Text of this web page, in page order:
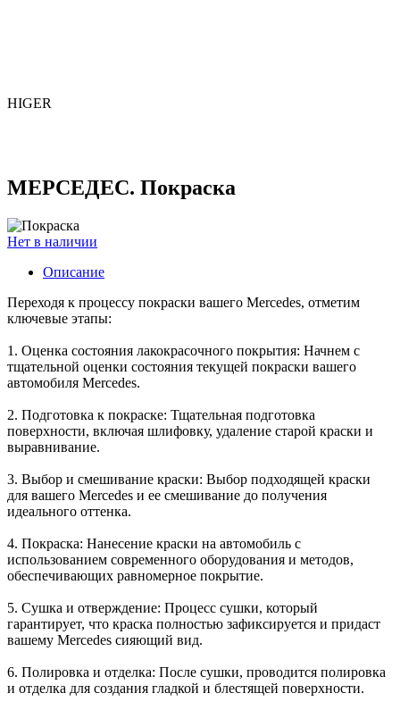
HIGER
МЕРСЕДЕС. Покраска
Нет в наличии
Описание
Переходя к процессу покраски вашего Mercedes, отметим
ключевые этапы:
1. Оценка состояния лакокрасочного покрытия: Начнем с
тщательной оценки состояния текущей покраски вашего
автомобиля Mercedes.
2. Подготовка к покраске: Тщательная подготовка
поверхности, включая шлифовку, удаление старой краски и
выравнивание.
3. Выбор и смешивание краски: Выбор подходящей краски
для вашего Mercedes и ее смешивание до получения
идеального оттенка.
4. Покраска: Нанесение краски на автомобиль с
использованием современного оборудования и методов,
обеспечивающих равномерное покрытие.
5. Сушка и отверждение: Процесс сушки, который
гарантирует, что краска полностью зафиксируется и придаст
вашему Mercedes сияющий вид.
6. Полировка и отделка: После сушки, проводится полировка
и отделка для создания гладкой и блестящей поверхности.